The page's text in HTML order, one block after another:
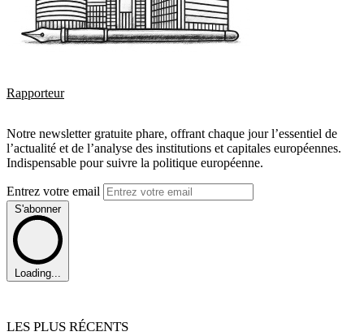
Rapporteur
Notre newsletter gratuite phare, offrant chaque jour l’essentiel de
l’actualité et de l’analyse des institutions et capitales européennes.
Indispensable pour suivre la politique européenne.
Entrez votre email
S'abonner
Loading...
LES PLUS RÉCENTS